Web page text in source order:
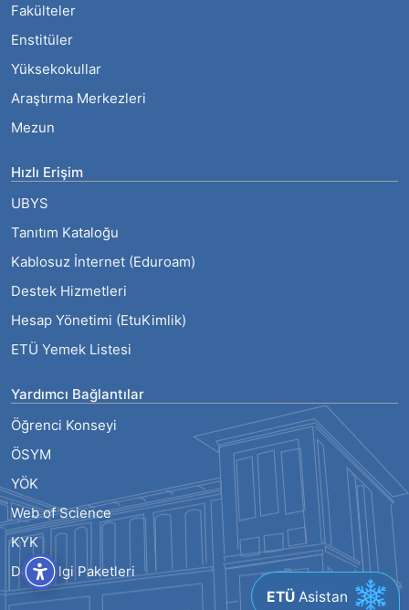
ETÜ Asistan
Fakülteler
Enstitüler
Yüksekokullar
Araştırma Merkezleri
Mezun
Hızlı Erişim
UBYS
Tanıtım Kataloğu
Kablosuz İnternet (Eduroam)
Destek Hizmetleri
Hesap Yönetimi (EtuKimlik)
ETÜ Yemek Listesi
Yardımcı Bağlantılar
Öğrenci Konseyi
ÖSYM
YÖK
Web of Science
KYK
Ders Bilgi Paketleri